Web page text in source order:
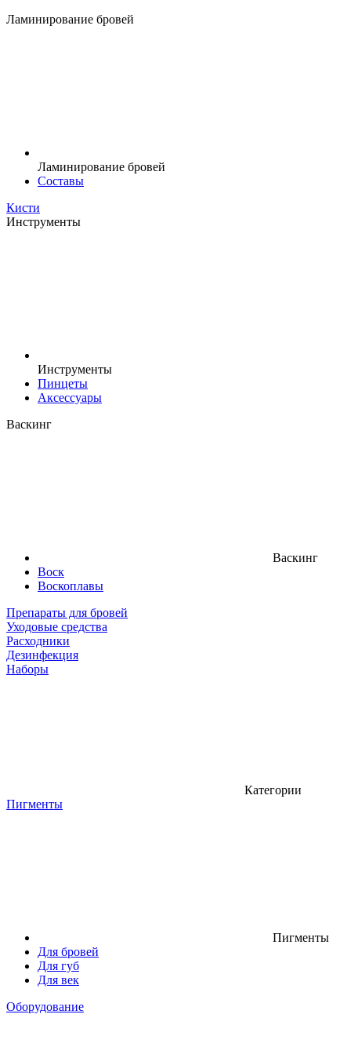
Ламинирование бровей
Ламинирование бровей
Составы
Кисти
Инструменты
Инструменты
Пинцеты
Аксессуары
Васкинг
Васкинг
Воск
Воскоплавы
Препараты для бровей
Уходовые средства
Расходники
Дезинфекция
Наборы
Категории
Пигменты
Пигменты
Для бровей
Для губ
Для век
Оборудование